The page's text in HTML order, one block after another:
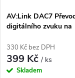
AV:Link DAC7
digitálního zvuku na
330 Kč bez DPH
399 Kč/ ks
Skladem